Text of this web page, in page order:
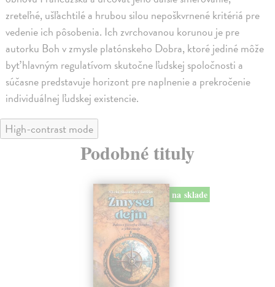
zreteľné, ušľachtilé a hrubou silou nepoškvrnené kritériá pre
vedenie ich pôsobenia. Ich zvrchovanou korunou je pre
autorku Boh v zmysle platónskeho Dobra, ktoré jediné môže
byť hlavným regulatívom skutočne ľudskej spoločnosti a
súčasne predstavuje horizont pre naplnenie a prekročenie
individuálnej ľudskej existencie.
High-contrast mode
Podobné tituly
na sklade